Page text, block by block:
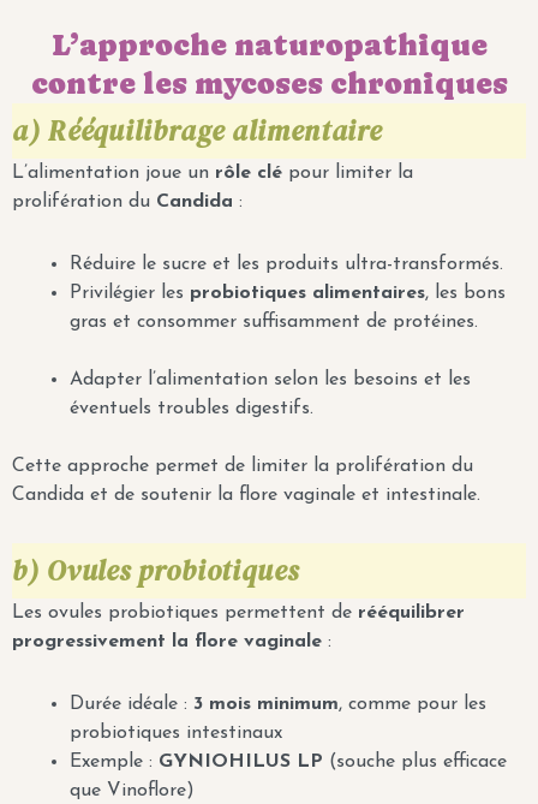
L’approche naturopathique
contre les mycoses chroniques
a) Rééquilibrage alimentaire
L’alimentation joue un rôle clé pour limiter la
prolifération du Candida :
Réduire le sucre et les produits ultra-transformés.
Privilégier les probiotiques alimentaires, les bons
gras et consommer suffisamment de protéines.
Adapter l’alimentation selon les besoins et les
éventuels troubles digestifs.
Cette approche permet de limiter la prolifération du
Candida et de soutenir la flore vaginale et intestinale.
b) Ovules probiotiques
Les ovules probiotiques permettent de rééquilibrer
progressivement la flore vaginale :
Durée idéale : 3 mois minimum, comme pour les
probiotiques intestinaux
Exemple : GYNIOHILUS LP (souche plus efficace
que Vinoflore)